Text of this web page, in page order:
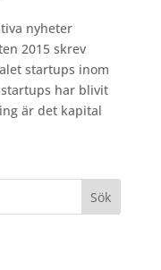
nyheter
2015 skrev
startups inom
startups har blivit
är det kapital
Sök